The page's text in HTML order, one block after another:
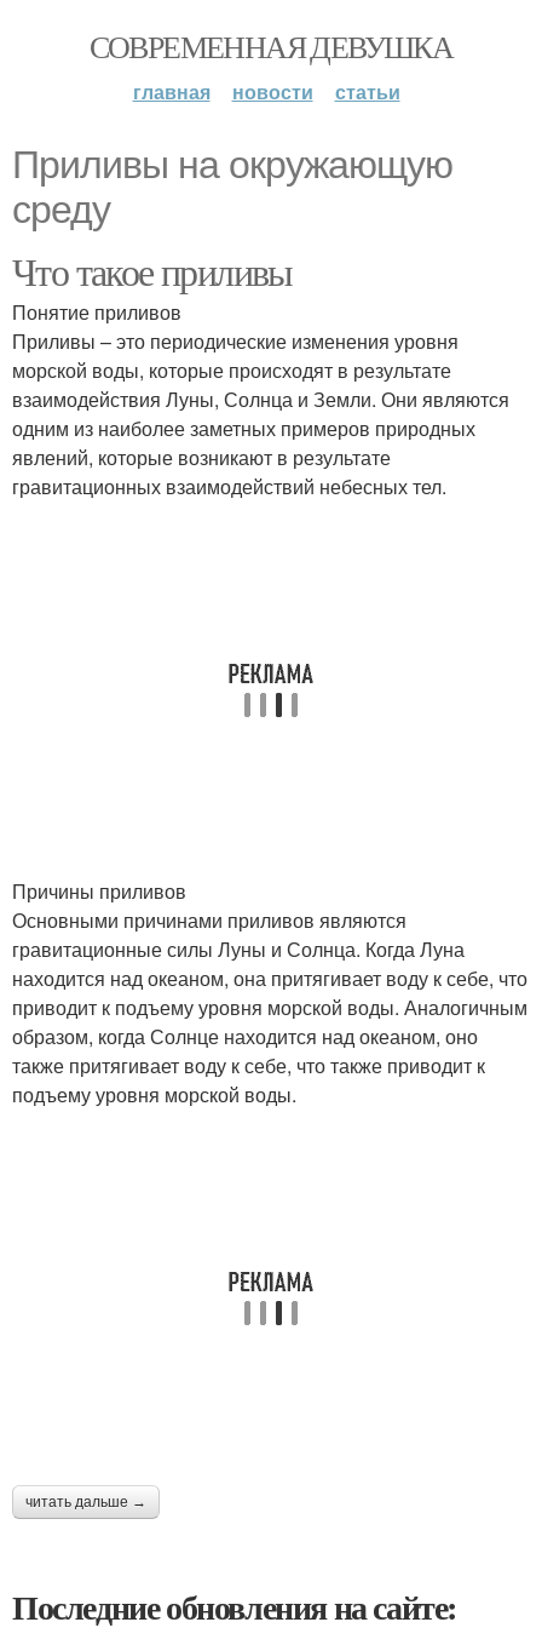
СОВРЕМЕННАЯ ДЕВУШКА
главная новости статьи
Приливы на окружающую
среду
Что такое приливы
Понятие приливов
Приливы – это периодические изменения уровня
морской воды, которые происходят в результате
взаимодействия Луны, Солнца и Земли. Они являются
одним из наиболее заметных примеров природных
явлений, которые возникают в результате
гравитационных взаимодействий небесных тел.
Причины приливов
Основными причинами приливов являются
гравитационные силы Луны и Солнца. Когда Луна
находится над океаном, она притягивает воду к себе, что
приводит к подъему уровня морской воды. Аналогичным
образом, когда Солнце находится над океаном, оно
также притягивает воду к себе, что также приводит к
подъему уровня морской воды.
читать дальше →
Последние обновления на сайте: